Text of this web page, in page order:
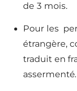
de 3 mois.
Pour les
étrangère,
traduit en
assermenté.